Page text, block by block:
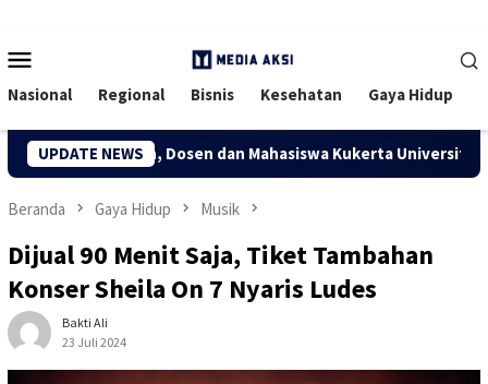
Mobile
Nasional Regional Bisnis Kesehatan Gaya Hidup
UPDATE NEWS
Kuapan, Dosen dan Mahasiswa Kukerta Universitas Riau
Beranda Gaya Hidup Musik
Dijual 90 Menit Saja, Tiket Tambahan
Konser Sheila On 7 Nyaris Ludes
Bakti Ali
23 Juli 2024